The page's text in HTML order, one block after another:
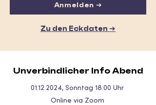
Anmelden ➔
Zu den Eckdaten ➔
Unverbindlicher Info Abend
01.12.2024, Sonntag 18:00 Uhr
Online via Zoom